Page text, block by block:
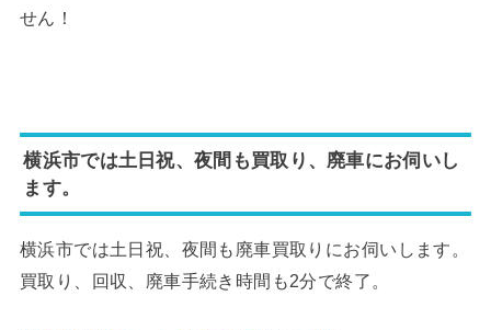
せん！
横浜市では土日祝、夜間も買取り、廃車にお伺いし
ます。
横浜市では土日祝、夜間も廃車買取りにお伺いします。
買取り、回収、廃車手続き時間も2分で終了。